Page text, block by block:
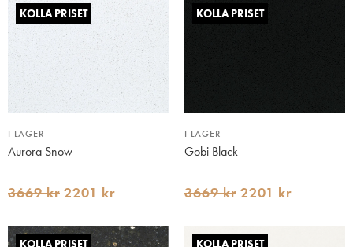
KOLLA PRISET
I LAGER
Aurora Snow
3669 kr 2201 kr
KOLLA PRISET
I LAGER
Gobi Black
3669 kr 2201 kr
KOLLA PRISET KOLLA PRISET